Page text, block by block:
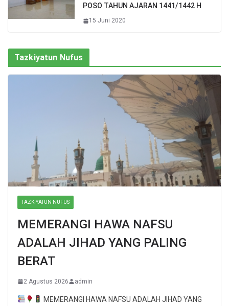
POSO TAHUN AJARAN 1441/1442 H
15 Juni 2020
Tazkiyatun Nufus
TAZKIYATUN NUFUS
MEMERANGI HAWA NAFSU
ADALAH JIHAD YANG PALING
BERAT
2 Agustus 2026 admin
MEMERANGI HAWA NAFSU ADALAH JIHAD YANG